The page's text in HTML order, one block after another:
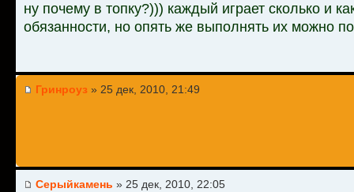
ну почему в топку?))) каждый играет сколько и
обязанности, но опять же выполнять их можно
Гринроуз » 25 дек, 2010, 21:49
Серыйкамень » 25 дек, 2010, 22:05